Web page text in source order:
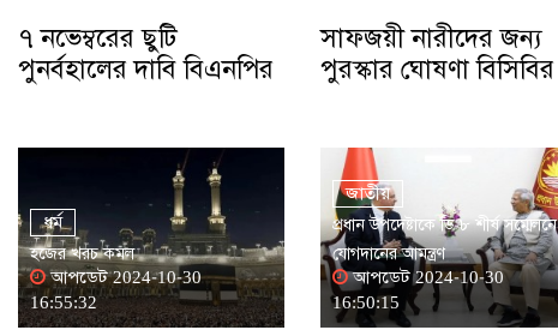
৭ নভেম্বরের ছুটি
পুনর্বহালের দাবি বিএনপির
সাফজয়ী নারীদের জন্য
পুরস্কার ঘোষণা বিসিবির
ধর্ম
হজের খরচ কমল
আপডেট 2024-10-30
16:55:32
জাতীয়
প্রধান উপদেষ্টাকে ডি-৮ শীর্ষ সম্মেলনে
যোগদানের আমন্ত্রণ
আপডেট 2024-10-30
16:50:15